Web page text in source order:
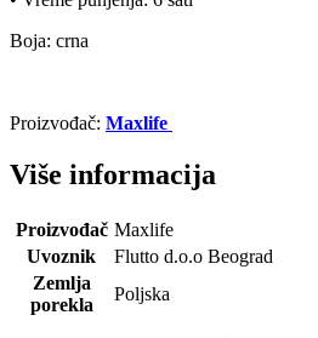
Boja: crna
Proizvođač: Maxlife
Više informacija
Proizvođač Maxlife
Uvoznik
Flutto d.o.o Beograd
Zemlja
porekla
Poljska